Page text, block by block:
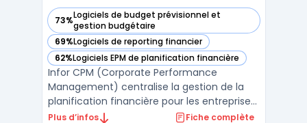
73%Logiciels de budget prévisionnel et
gestion budgétaire
— voir Infor CPM (Corporate Performance Management)
69%Logiciels de reporting financier
— voir Infor CPM (Corporate Performance Management)
62%Logiciels EPM de planification financière
— voir Infor CPM (Corporate Performance Management)
Infor CPM (Corporate Performance
Management) centralise la gestion de la
planification financière pour les entreprises
souhaitant structurer leurs cycles
Plus d’infos Fiche complète